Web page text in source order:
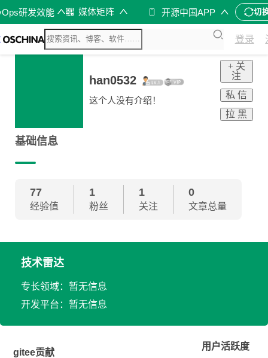
研发效能 媒体矩阵 开源中国APP 切
登录
han0532
这个人没有介绍！
+ 关
注
私 信
拉 黑
基础信息
77
经验值
1
粉丝
1
关注
0
文章总量
技术雷达
专长领域：暂无信息
开发平台：暂无信息
gitee贡献
用户活跃度